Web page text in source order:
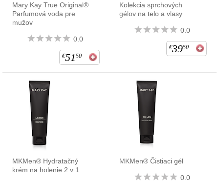
Mary Kay True Original®
Parfumová voda pre
mužov
0.0
€51 50
Kolekcia sprchových
gélov na telo a vlasy
0.0
€3950
MKMen® Hydratačný
krém na holenie 2 v 1
MKMen® Čistiaci gél
0.0